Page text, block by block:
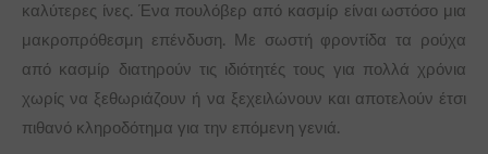
καλύτερες ίνες. Ένα πουλόβερ από κασμίρ είναι ωστόσο μια
μακροπρόθεσμη επένδυση. Με σωστή φροντίδα τα ρούχα
από κασμίρ διατηρούν τις ιδιότητές τους για πολλά χρόνια
χωρίς να ξεθωριάζουν ή να ξεχειλώνουν και αποτελούν έτσι
πιθανό κληροδότημα για την επόμενη γενιά.